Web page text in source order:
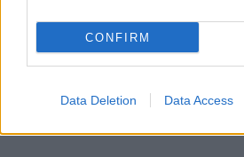
CONFIRM
Data Deletion Data Access